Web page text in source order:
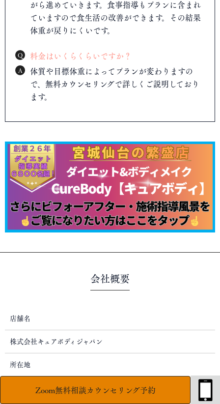
Zoom無料相談カウンセリング予約
がら進めていきます。食事指導もプランに含まれ
ていますので食生活の改善ができます。その結果
体重が戻りにくいです。
Q 料金はいくらくらいですか？
A
体質や目標体重によってプランが変わりますの
で、無料カウンセリングで詳しくご説明しており
ます。
会社概要
店舗名
株式会社キュアボディジャパン
所在地
〒980-0004